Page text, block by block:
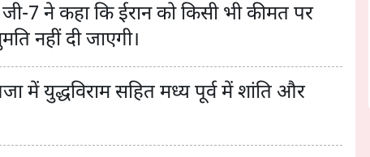
7 ने कहा कि ईरान को किसी भी कीमत पर
नहीं दी जाएगी।
में युद्धविराम सहित मध्य पूर्व में शांति और